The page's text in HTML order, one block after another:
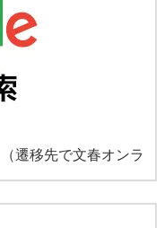
（遷移先で文春オンラ